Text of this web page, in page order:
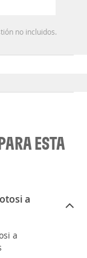
no incluidos.
ESTA
a
a